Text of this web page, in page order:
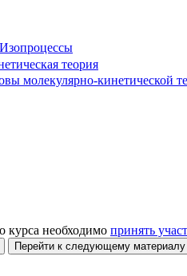
теория
кинетической
курса необходимо принять
Перейти к следующему материалу